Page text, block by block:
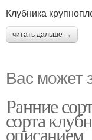
Клубника
читать дальше →
Вас может
Ранние
сорта
описанием